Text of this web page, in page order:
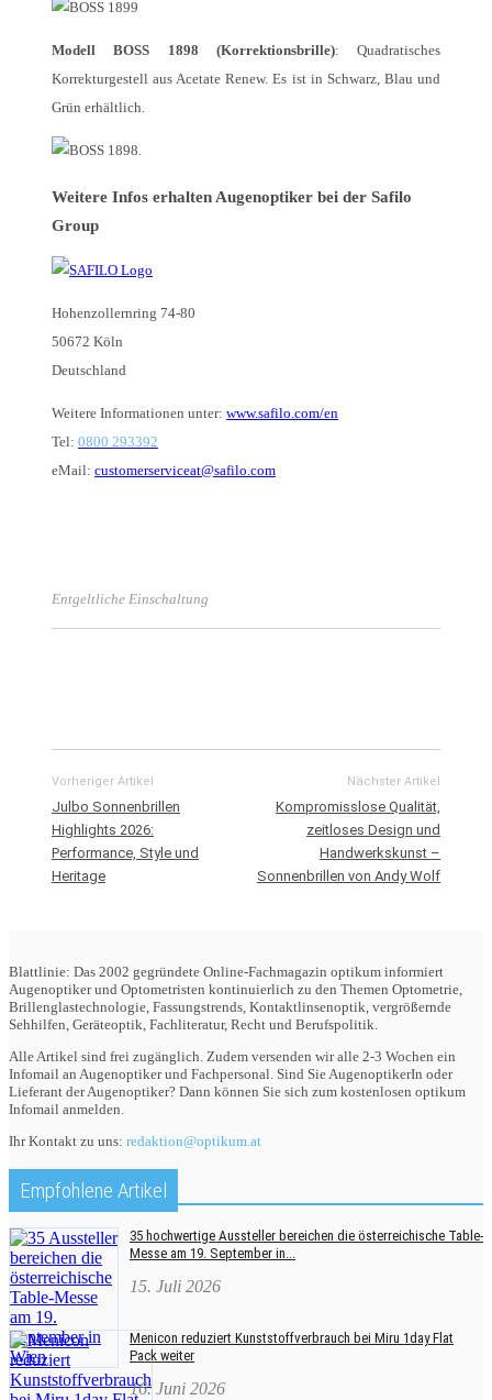
Modell BOSS 1898 (Korrektionsbrille): Quadratisches
Korrekturgestell aus Acetate Renew. Es ist in Schwarz, Blau und
Grün erhältlich.
.
Weitere Infos erhalten Augenoptiker bei der Safilo
Group
Hohenzollernring 74-80
50672 Köln
Deutschland
Weitere Informationen unter: www.safilo.com/en
Tel: 0800 293392
eMail: customerserviceat@safilo.com
Entgeltliche Einschaltung
Vorheriger Artikel
Julbo Sonnenbrillen
Highlights 2026:
Performance, Style und
Heritage
Nächster Artikel
Kompromisslose Qualität,
zeitloses Design und
Handwerkskunst –
Sonnenbrillen von Andy Wolf
Blattlinie: Das 2002 gegründete Online-Fachmagazin optikum informiert
Augenoptiker und Optometristen kontinuierlich zu den Themen Optometrie,
Brillenglastechnologie, Fassungstrends, Kontaktlinsenoptik, vergrößernde
Sehhilfen, Geräteoptik, Fachliteratur, Recht und Berufspolitik.
Alle Artikel sind frei zugänglich. Zudem versenden wir alle 2-3 Wochen ein
Infomail an Augenoptiker und Fachpersonal. Sind Sie AugenoptikerIn oder
Lieferant der Augenoptiker? Dann können Sie sich zum kostenlosen optikum
Infomail anmelden.
Ihr Kontakt zu uns: redaktion@optikum.at
Empfohlene Artikel
35 hochwertige Aussteller bereichen die österreichische Table-
Messe am 19. September in...
15. Juli 2026
Menicon reduziert Kunststoffverbrauch bei Miru 1day Flat
Pack weiter
16. Juni 2026